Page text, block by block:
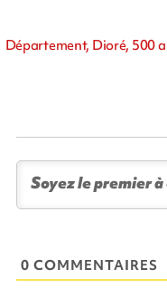
Département, Dioré, 500
0 COMMENTAIRES